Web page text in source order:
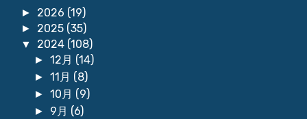
► 2026 (19)
► 2025 (35)
▼ 2024 (108)
►12月 (14)
►11月 (8)
►10月 (9)
► 9月 (6)